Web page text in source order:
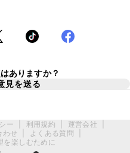
ありますか？
見を送る
ー 利用規約 運営会社
わせ
よくある質問
を楽しむために